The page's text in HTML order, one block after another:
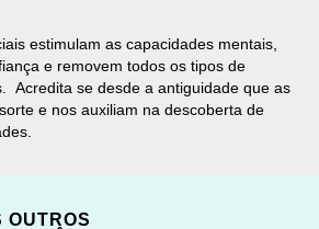
estimulam as capacidades mentais,
e removem todos os tipos de
Acredita se desde a antiguidade que as
e nos auxiliam na descoberta de
OUTROS